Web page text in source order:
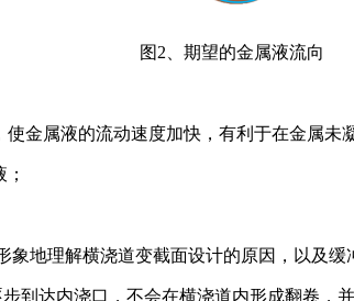
图2、期望的金属液流向
金属液的流动速度加快，有利于在金属未
地理解横浇道变截面设计的原因，以及缓
到达内浇口，不会在横浇道内形成翻卷，